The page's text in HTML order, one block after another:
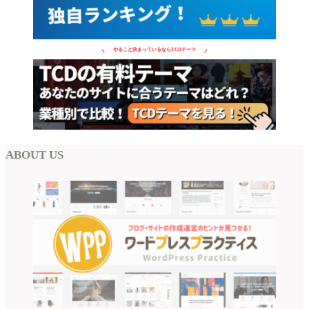
やること決まっているならTCDテーマ
ABOUT US